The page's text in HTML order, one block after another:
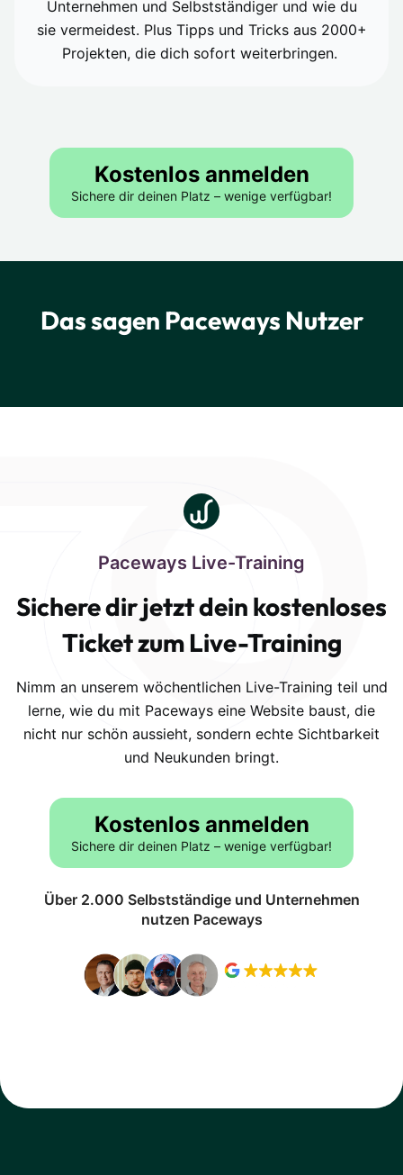
Unternehmen und Selbstständiger und wie du
sie vermeidest. Plus Tipps und Tricks aus 2000+
Projekten, die dich sofort weiterbringen.
Kostenlos anmelden
Sichere dir deinen Platz – wenige verfügbar!
Das sagen Paceways Nutzer
Paceways Live-Training
Sichere dir jetzt dein kostenloses
Ticket zum Live-Training
Nimm an unserem wöchentlichen Live-Training teil und
lerne, wie du mit Paceways eine Website baust, die
nicht nur schön aussieht, sondern echte Sichtbarkeit
und Neukunden bringt.
Kostenlos anmelden
Sichere dir deinen Platz – wenige verfügbar!
Über 2.000 Selbstständige und Unternehmen
nutzen Paceways